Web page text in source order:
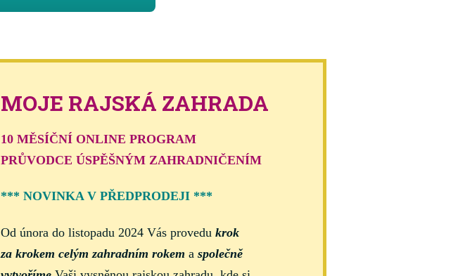
MOJE RAJSKÁ ZAHRADA
10 MĚSÍČNÍ ONLINE PROGRAM
PRŮVODCE ÚSPĚŠNÝM ZAHRADNIČENÍM
*** NOVINKA V PŘEDPRODEJI ***
Od února do listopadu 2024 Vás provedu krok
za krokem celým zahradním rokem a společně